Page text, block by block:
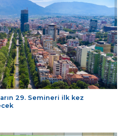
29. Semineri ilk kez